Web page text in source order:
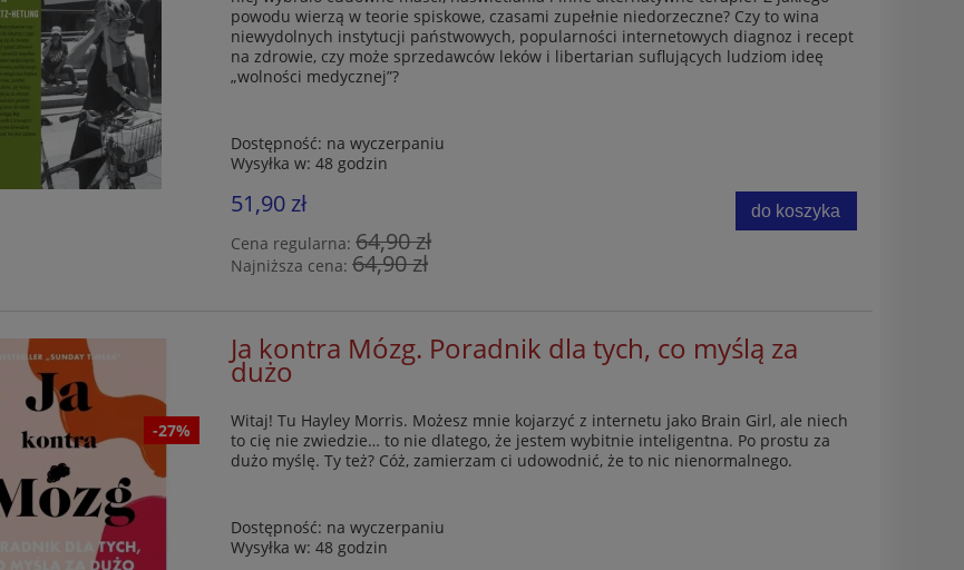
powodu wierzą w teorie spiskowe, czasami zupełnie niedorzeczne? Czy to wina
niewydolnych instytucji państwowych, popularności internetowych diagnoz i recept
na zdrowie, czy może sprzedawców leków i libertarian suflujących ludziom ideę
„wolności medycznej”?
Dostępność: na wyczerpaniu
Wysyłka w: 48 godzin
51,90 zł
Cena regularna:64,90 zł
Najniższa cena:64,90 zł
do koszyka
-27%
Ja kontra Mózg. Poradnik dla tych, co myślą za
dużo
Witaj! Tu Hayley Morris. Możesz mnie kojarzyć z internetu jako Brain Girl, ale niech
to cię nie zwiedzie… to nie dlatego, że jestem wybitnie inteligentna. Po prostu za
dużo myślę. Ty też? Cóż, zamierzam ci udowodnić, że to nic nienormalnego.
Dostępność: na wyczerpaniu
Wysyłka w: 48 godzin